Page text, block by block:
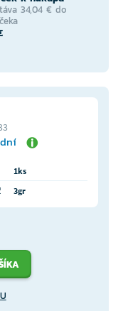
34,04 € do
1ks
3gr